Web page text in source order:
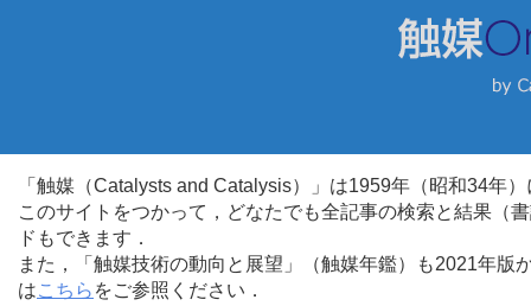
「触媒（Catalysts and Catalysis）」は1959年（昭和34年
このサイトをつかって，どなたでも全記事の検索と結果（
ドもできます．
また，「触媒技術の動向と展望」（触媒年鑑）も2021年
はこちら をご参照ください．